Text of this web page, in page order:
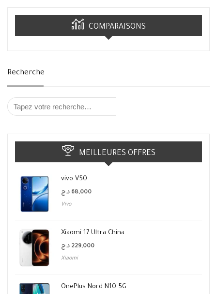
COMPARAISONS
Recherche
MEILLEURES OFFRES
vivo V50
68,000 د.ج
Vivo
Xiaomi 17 Ultra China
229,000 د.ج
Xiaomi
OnePlus Nord N10 5G